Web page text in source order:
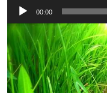
00:00
動
画
プ
レ
ー